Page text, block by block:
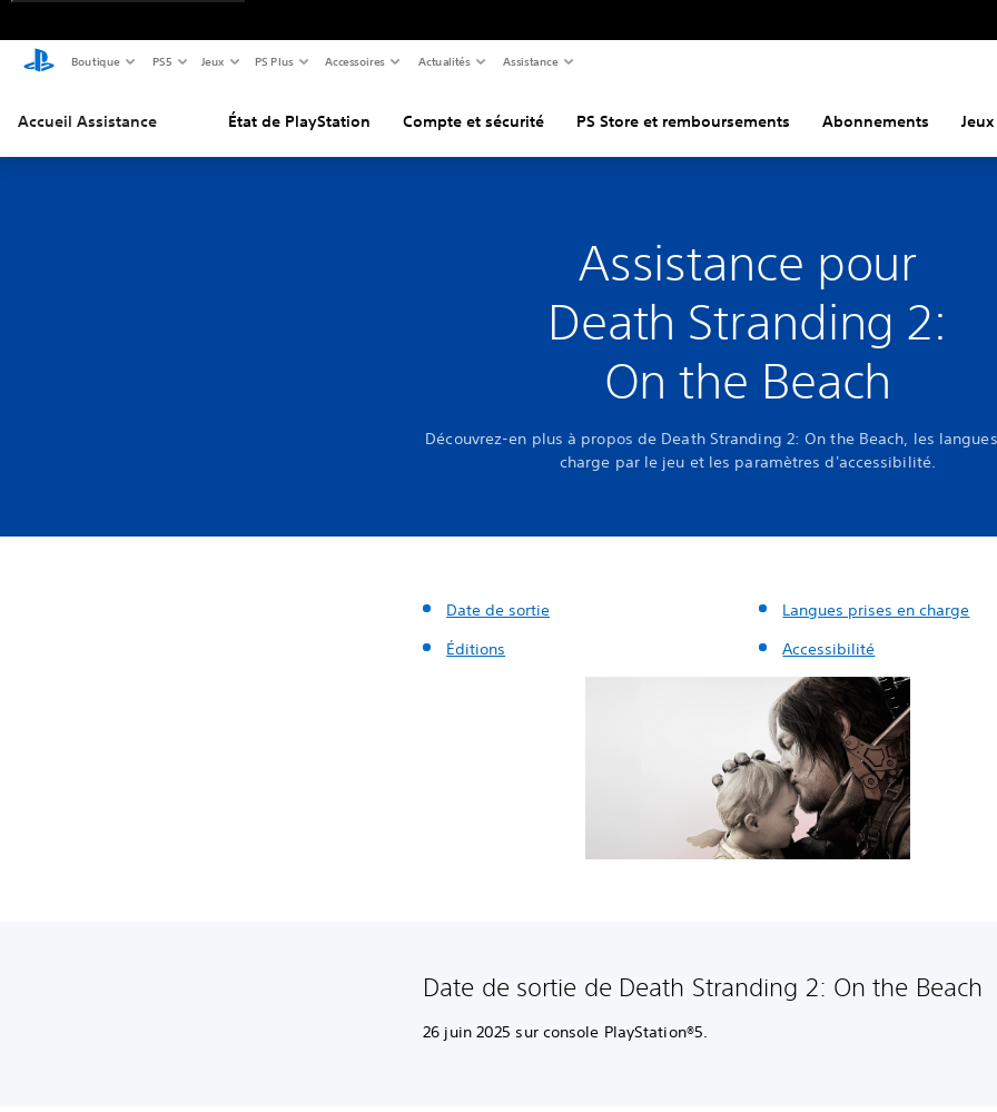
Boutique PS5 Jeux PS Plus Accessoires Actualités Assistance
Accueil Assistance État de PlayStation Compte et sécurité PS Store et remboursements Abonnements Jeux
Assistance pour
Death Stranding 2:
On the Beach
Découvrez-en plus à propos de Death Stranding 2: On the Beach, les
charge par le jeu et les paramètres d'accessibilité.
Date de sortie
Éditions
Langues prises en charge
Accessibilité
Date de sortie de Death Stranding 2: On the Beach
‎26 juin 2025 sur console PlayStation®5.